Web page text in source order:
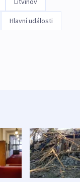
Hlavní události